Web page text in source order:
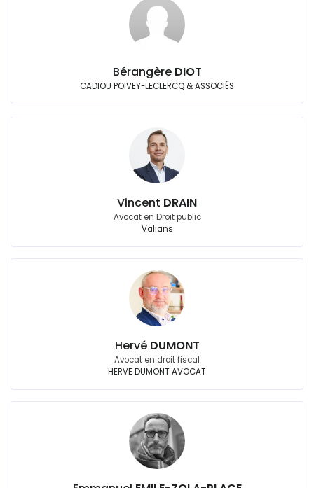
Bérangère DIOT
CADIOU POIVEY-LECLERCQ & ASSOCIÉS
Vincent DRAIN
Avocat en Droit public
Valians
Hervé DUMONT
Avocat en droit fiscal
HERVE DUMONT AVOCAT